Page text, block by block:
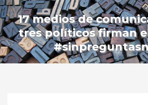
17 medios de
tres políticos firman